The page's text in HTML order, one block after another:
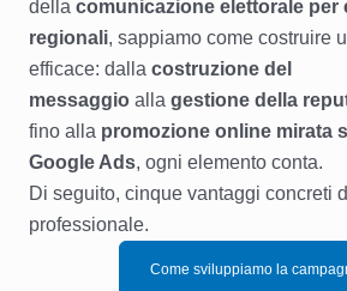
della comunicazione elettorale per
regionali, sappiamo come costruire
efficace: dalla costruzione del
messaggio alla gestione della
fino alla promozione online mirata
Google Ads, ogni elemento conta.
Di seguito, cinque vantaggi concreti
professionale.
Come sviluppiamo la